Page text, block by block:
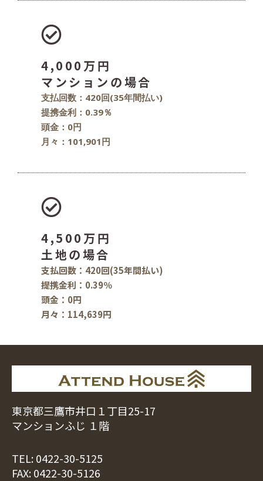
4,000万円
マンションの場合
支払回数：420回(35年間払い)
提携金利：0.39％
頭金：0円
月々：101,901円
4,500万円
土地の場合
支払回数：420回(35年間払い)
提携金利：0.39％
頭金：0円
月々：114,639円
東京都三鷹市井口１丁目25-17
マンションふじ １階
TEL:0422-30-5125
FAX: 0422-30-5126